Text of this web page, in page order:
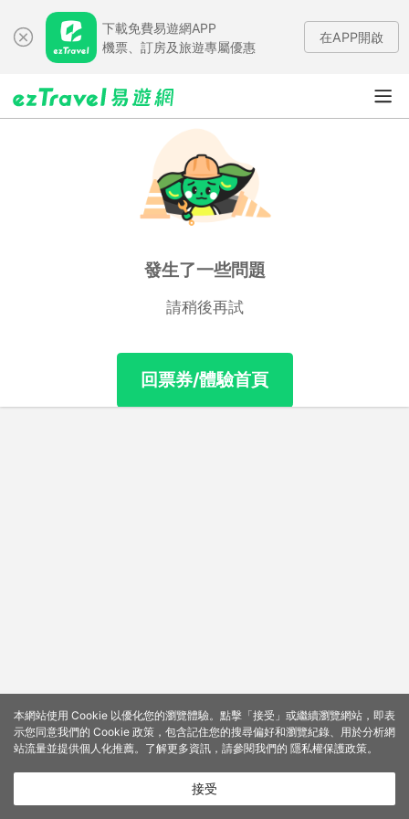
下載免費易遊網APP
機票、訂房及旅遊專屬優惠
在APP開啟
發生了一些問題
請稍後再試
回票券/體驗首頁
本網站使用 Cookie 以優化您的瀏覽體驗。點擊「接受」或繼續瀏覽網站，即表
示您同意我們的 Cookie 政策，包含記住您的搜尋偏好和瀏覽紀錄、用於分析網
站流量並提供個人化推薦。了解更多資訊，請參閱我們的 隱私權保護政策。
接受